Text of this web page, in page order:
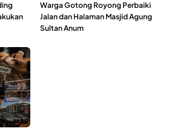
Warga Gotong Royong Perbaiki
Jalan dan Halaman Masjid Agung
Sultan Anum